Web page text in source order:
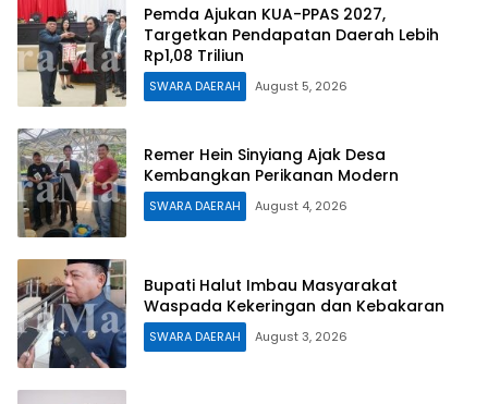
Pemda Ajukan KUA-PPAS 2027,
Targetkan Pendapatan Daerah Lebih
Rp1,08 Triliun
SWARA DAERAH August 5, 2026
Remer Hein Sinyiang Ajak Desa
Kembangkan Perikanan Modern
SWARA DAERAH August 4, 2026
Bupati Halut Imbau Masyarakat
Waspada Kekeringan dan Kebakaran
SWARA DAERAH August 3, 2026